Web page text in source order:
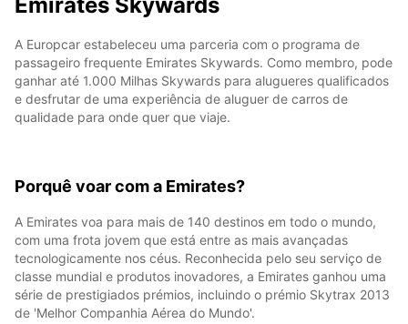
A Europcar estabeleceu uma parceria com o programa de
passageiro frequente Emirates Skywards. Como membro, pode
ganhar até 1.000 Milhas Skywards para alugueres qualificados
e desfrutar de uma experiência de aluguer de carros de
qualidade para onde quer que viaje.
Porquê voar com a Emirates?
A Emirates voa para mais de 140 destinos em todo o mundo,
com uma frota jovem que está entre as mais avançadas
tecnologicamente nos céus. Reconhecida pelo seu serviço de
classe mundial e produtos inovadores, a Emirates ganhou uma
série de prestigiados prémios, incluindo o prémio Skytrax 2013
de 'Melhor Companhia Aérea do Mundo'.